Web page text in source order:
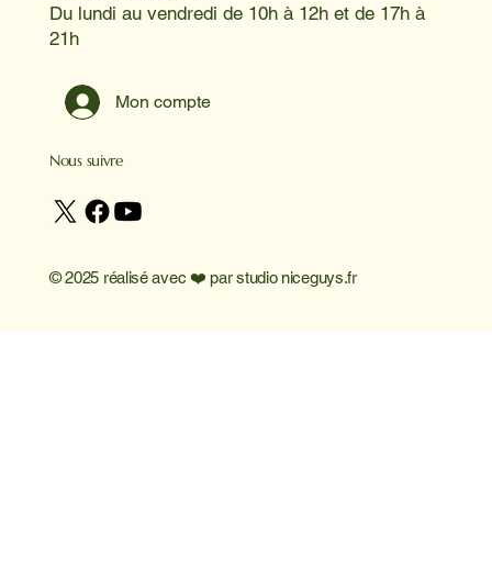
Du lundi au vendredi de 10h à 12h et de 17h à
21h
Mon compte
Nous suivre
© 2025 réalisé avec ❤️ parstudio niceguys.fr